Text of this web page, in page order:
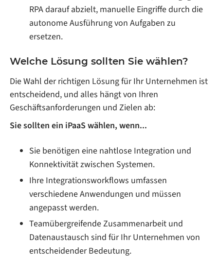
RPA darauf abzielt, manuelle Eingriffe durch die
autonome Ausführung von Aufgaben zu
ersetzen.
Welche Lösung sollten Sie wählen?
Die Wahl der richtigen Lösung für Ihr Unternehmen ist
entscheidend, und alles hängt von Ihren
Geschäftsanforderungen und Zielen ab:
Sie sollten ein iPaaS wählen, wenn...
Sie benötigen eine nahtlose Integration und
Konnektivität zwischen Systemen.
Ihre Integrationsworkflows umfassen
verschiedene Anwendungen und müssen
angepasst werden.
Teamübergreifende Zusammenarbeit und
Datenaustausch sind für Ihr Unternehmen von
entscheidender Bedeutung.